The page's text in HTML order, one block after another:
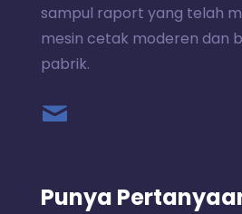
sampul raport yang telah
mesin cetak moderen dan
pabrik.
Punya